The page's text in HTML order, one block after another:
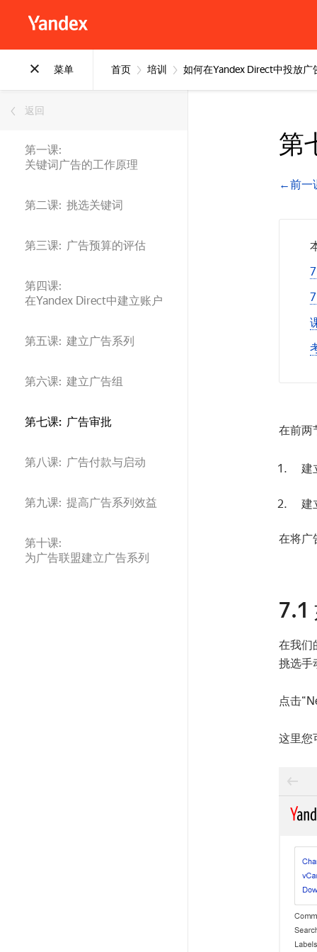
菜单 首页 培训 如何在Yandex Direct中投放广
返回
第一课:
关键词广告的工作原理
第二课: 挑选关键词
第三课: 广告预算的评估
第四课:
在Yandex Direct中建立账户
第五课: 建立广告系列
第六课: 建立广告组
第七课: 广告审批
第八课: 广告付款与启动
第九课: 提高广告系列效益
第十课:
为广告联盟建立广告系列
第
←前一
在前两
建
建
在将广
7.1
在我们
挑选手
点击
这里您